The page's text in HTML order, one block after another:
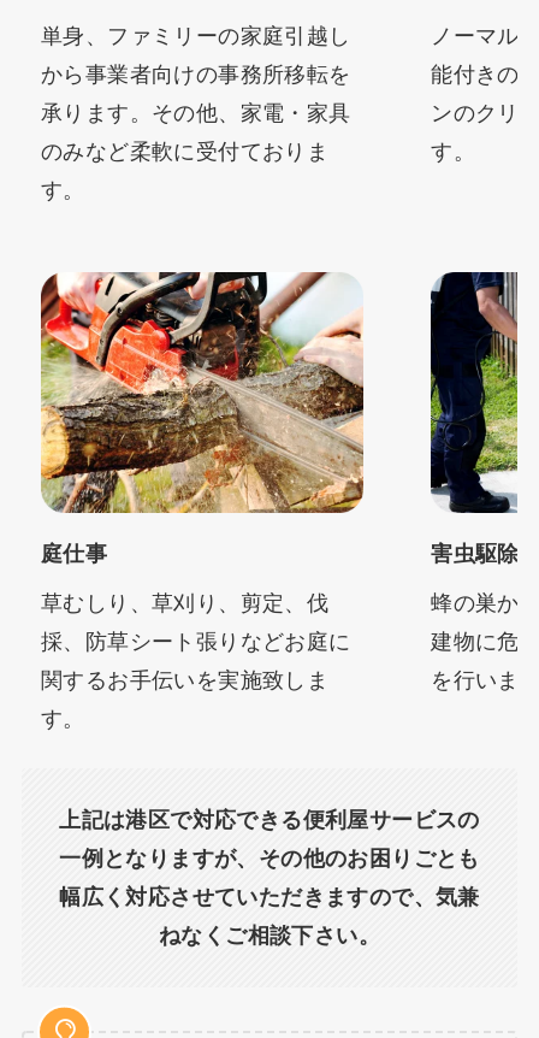
単身、ファミリーの家庭引越し
から事業者向けの事務所移転を
承ります。その他、家電・家具
のみなど柔軟に受付ておりま
す。
ノーマル
能付きの
ンのクリ
す。
庭仕事
草むしり、草刈り、剪定、伐
採、防草シート張りなどお庭に
関するお手伝いを実施致しま
す。
害虫駆除
蜂の巣か
建物に危
を行いま
上記は港区で対応できる便利屋サービスの
一例となりますが、その他のお困りごとも
幅広く対応させていただきますので、気兼
ねなくご相談下さい。